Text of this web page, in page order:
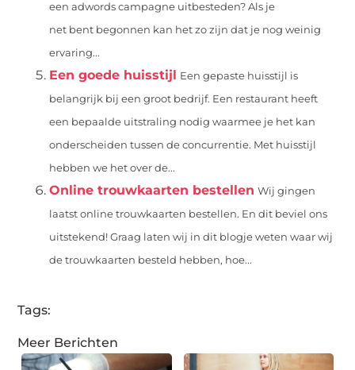
een adwords campagne uitbesteden? Als je
net bent begonnen kan het zo zijn dat je nog weinig
ervaring...
Een goede huisstijl Een gepaste huisstijl is
belangrijk bij een groot bedrijf. Een restaurant heeft
een bepaalde uitstraling nodig waarmee je het kan
onderscheiden tussen de concurrentie. Met huisstijl
hebben we het over de...
Online trouwkaarten bestellen Wij gingen
laatst online trouwkaarten bestellen. En dit beviel ons
uitstekend! Graag laten wij in dit blogje weten waar wij
de trouwkaarten besteld hebben, hoe...
Tags:
Meer Berichten